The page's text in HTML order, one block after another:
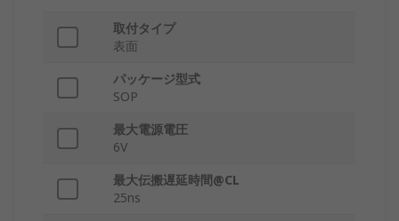
取付タイプ
表面
パッケージ型式
SOP
最大電源電圧
6V
最大伝搬遅延時間@CL
25ns